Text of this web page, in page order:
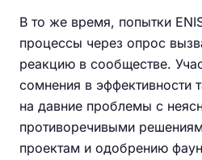
В то же время, попытки
процессы через опрос
реакцию в сообществе.
сомнения в эффективности
на давние проблемы с
противоречивыми
проектам и одобрению